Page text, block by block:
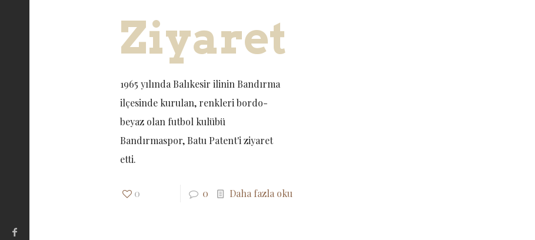
Ziyaret
1965 yılında Balıkesir ilinin Bandırma
ilçesinde kurulan, renkleri bordo-
beyaz olan futbol kulübü
Bandırmaspor, Batu Patent'i ziyaret
etti.
0 0 Daha fazla oku